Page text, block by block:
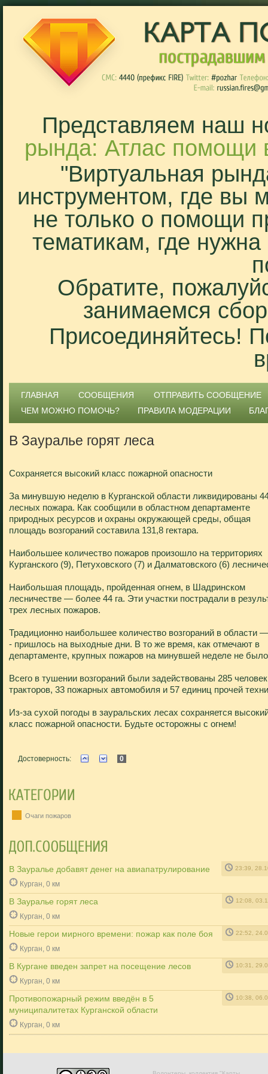
Представляем наш
рында: Атлас помощи
"Виртуальная
инструментом, где вы
не только о помощи
тематикам, где
Обратите,
занимаемся
Присоединяйтесь!
ГЛАВНАЯ СООБЩЕНИЯ
ОТПРАВИТЬ СООБЩЕНИЕ
ЧЕМ МОЖНО ПОМОЧЬ?
ПРАВИЛА МОДЕРАЦИИ
В Зауралье горят леса
Сохраняется высокий класс пожарной опасности
За минувшую неделю в Курганской области ликвидированы
лесных пожара. Как сообщили в областном департаменте
природных ресурсов и охраны окружающей среды, общая
площадь возгораний составила 131,8 гектара.
Наибольшее количество пожаров произошло на территориях
Курганского (9), Петуховского (7) и Далматовского (6)
Наибольшая площадь, пройденная огнем, в Шадринском
лесничестве — более 44 га. Эти участки пострадали в
трех лесных пожаров.
Традиционно наибольшее количество возгораний в области
- пришлось на выходные дни. В то же время, как отмечают в
департаменте, крупных пожаров на минувшей неделе не
Всего в тушении возгораний были задействованы 285
тракторов, 33 пожарных автомобиля и 57 единиц прочей
Из-за сухой погоды в зауральских лесах сохраняется
класс пожарной опасности. Будьте осторожны с огнем!
Достоверность: 0
Очаги пожаров
В Зауралье добавят денег на авиапатрулирование 23:39,
Курган, 0 км
В Зауралье горят леса 12:08,
Курган, 0 км
Новые герои мирного времени: пожар как поле боя 22:52,
Курган, 0 км
В Кургане введен запрет на посещение лесов 10:31,
Курган, 0 км
Противопожарный режим введён в 5
муниципалитетах Курганской области
10:38,
Курган, 0 км